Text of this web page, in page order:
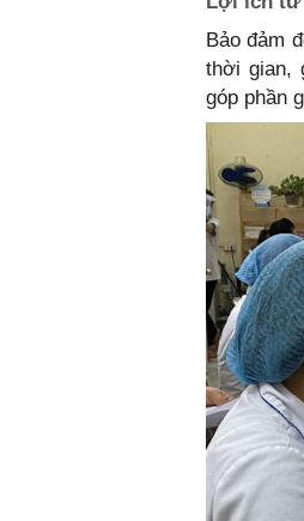
Bảo đảm
thời gian,
góp phần